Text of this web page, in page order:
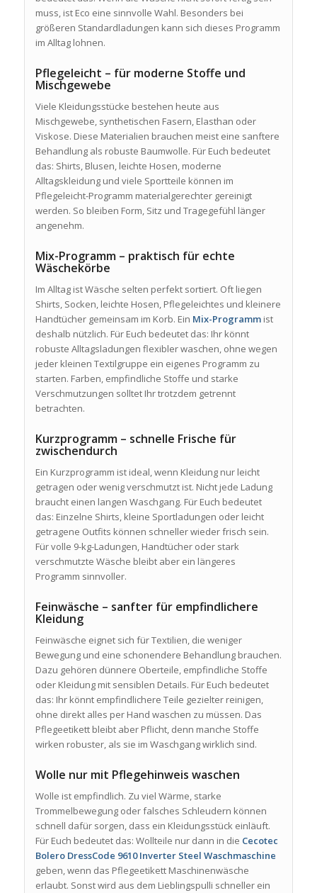
muss, ist Eco eine sinnvolle Wahl. Besonders bei
größeren Standardladungen kann sich dieses Programm
im Alltag lohnen.
Pflegeleicht – für moderne Stoffe und
Mischgewebe
Viele Kleidungsstücke bestehen heute aus
Mischgewebe, synthetischen Fasern, Elasthan oder
Viskose. Diese Materialien brauchen meist eine sanftere
Behandlung als robuste Baumwolle. Für Euch bedeutet
das: Shirts, Blusen, leichte Hosen, moderne
Alltagskleidung und viele Sportteile können im
Pflegeleicht-Programm materialgerechter gereinigt
werden. So bleiben Form, Sitz und Tragegefühl länger
angenehm.
Mix-Programm – praktisch für echte
Wäschekörbe
Im Alltag ist Wäsche selten perfekt sortiert. Oft liegen
Shirts, Socken, leichte Hosen, Pflegeleichtes und kleinere
Handtücher gemeinsam im Korb. Ein Mix-Programmist
deshalb nützlich. Für Euch bedeutet das: Ihr könnt
robuste Alltagsladungen flexibler waschen, ohne wegen
jeder kleinen Textilgruppe ein eigenes Programm zu
starten. Farben, empfindliche Stoffe und starke
Verschmutzungen solltet Ihr trotzdem getrennt
betrachten.
Kurzprogramm – schnelle Frische für
zwischendurch
Ein Kurzprogramm ist ideal, wenn Kleidung nur leicht
getragen oder wenig verschmutzt ist. Nicht jede Ladung
braucht einen langen Waschgang. Für Euch bedeutet
das: Einzelne Shirts, kleine Sportladungen oder leicht
getragene Outfits können schneller wieder frisch sein.
Für volle 9-kg-Ladungen, Handtücher oder stark
verschmutzte Wäsche bleibt aber ein längeres
Programm sinnvoller.
Feinwäsche – sanfter für empfindlichere
Kleidung
Feinwäsche eignet sich für Textilien, die weniger
Bewegung und eine schonendere Behandlung brauchen.
Dazu gehören dünnere Oberteile, empfindliche Stoffe
oder Kleidung mit sensiblen Details. Für Euch bedeutet
das: Ihr könnt empfindlichere Teile gezielter reinigen,
ohne direkt alles per Hand waschen zu müssen. Das
Pflegeetikett bleibt aber Pflicht, denn manche Stoffe
wirken robuster, als sie im Waschgang wirklich sind.
Wolle nur mit Pflegehinweis waschen
Wolle ist empfindlich. Zu viel Wärme, starke
Trommelbewegung oder falsches Schleudern können
schnell dafür sorgen, dass ein Kleidungsstück einläuft.
Für Euch bedeutet das: Wollteile nur dann in die Cecotec
Bolero DressCode 9610 Inverter Steel Waschmaschine
geben, wenn das Pflegeetikett Maschinenwäsche
erlaubt. Sonst wird aus dem Lieblingspulli schneller ein